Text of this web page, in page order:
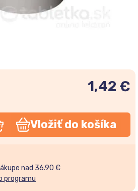
1,42 €
Vložiť do košíka
nad 36.90 €
programu